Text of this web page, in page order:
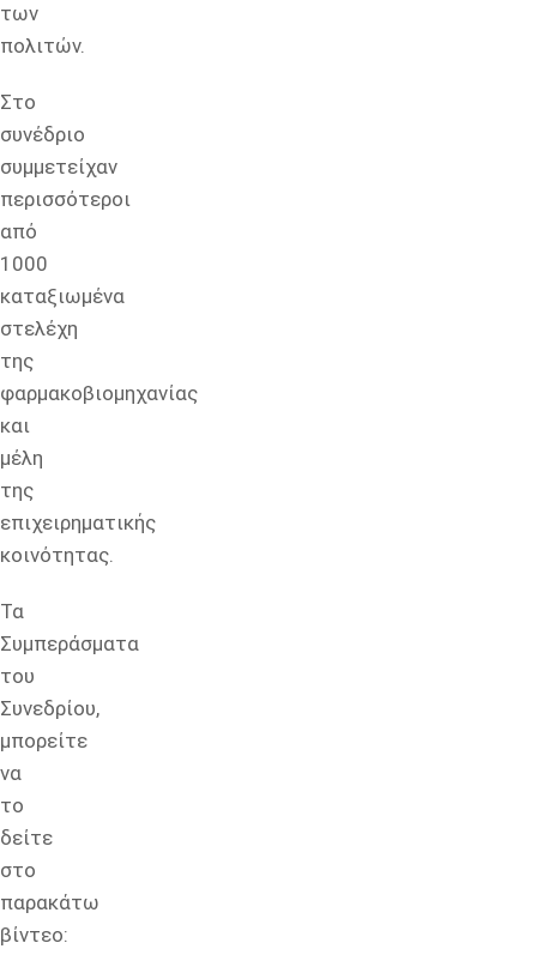
των
πολιτών.
Στο
συνέδριο
συμμετείχαν
περισσότεροι
από
1000
καταξιωμένα
στελέχη
της
φαρμακοβιομηχανίας
και
μέλη
της
επιχειρηματικής
κοινότητας.
Τα
Συμπεράσματα
του
Συνεδρίου,
μπορείτε
να
το
δείτε
στο
παρακάτω
βίντεο: